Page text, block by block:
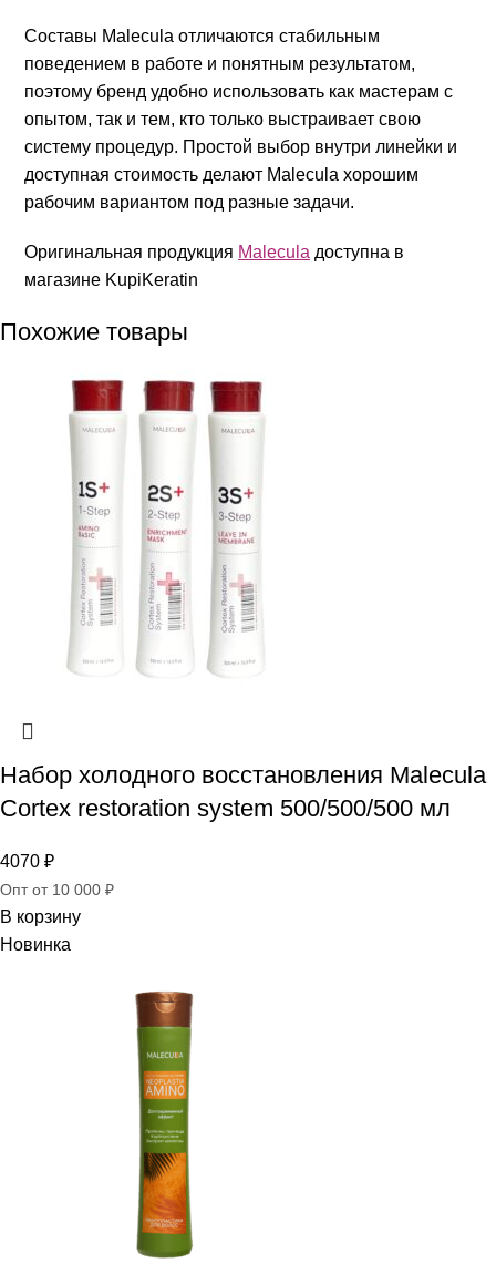
Составы Malecula отличаются стабильным
поведением в работе и понятным результатом,
поэтому бренд удобно использовать как мастерам с
опытом, так и тем, кто только выстраивает свою
систему процедур. Простой выбор внутри линейки и
доступная стоимость делают Malecula хорошим
рабочим вариантом под разные задачи.
Оригинальная продукция Malecula доступна в
магазине KupiKeratin
Похожие товары
Набор холодного восстановления Malecula
Cortex restoration system 500/500/500 мл
4070 ₽
Опт от 10 000 ₽
В корзину
Новинка